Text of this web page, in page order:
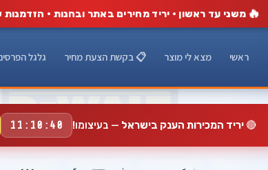
🔥משני עד ראשון · יריד מחירים באתר ובחנות ·
ראשי מצא לי מוצר 📋 בקשת הצעת מחיר גלגל
🔴יריד המכירות הענק בישראל — בעיצומו! 11:10:39